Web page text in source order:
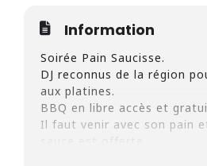
Information
Soirée Pain Saucisse.
DJ reconnus de la région
aux platines.
BBQ en libre accès et
Il faut venir avec son pain